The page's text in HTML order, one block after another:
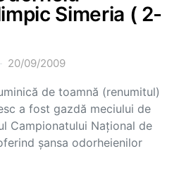
Simeria ( 2-
20/09/2009
de toamnă (renumitul)
a fost gazdă meciului de
Campionatului Naţional de
şansa odorheienilor